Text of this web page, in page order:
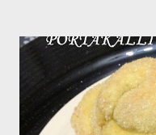
onların doğasında bu var
hazırlarken eşim de
tarafta. Fenerbahçe
Yan gözle baktım An